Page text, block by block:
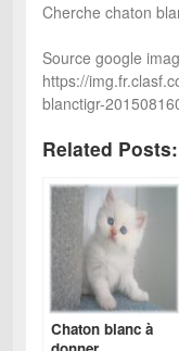
Cherche chaton
Source google
https://
blanctigr-
Related Posts:
Chaton blanc à